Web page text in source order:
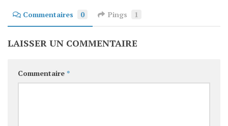
Commentaires 0 Pings 1
LAISSER UN COMMENTAIRE
Commentaire *